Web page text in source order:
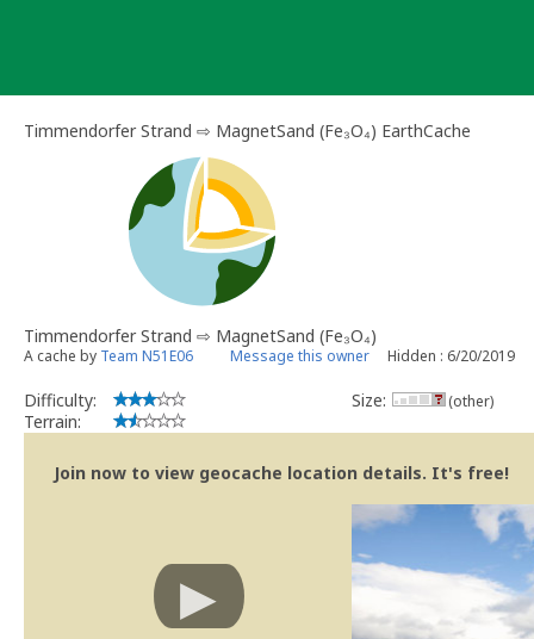
Timmendorfer Strand ⇨ MagnetSand (Fe₃O₄) EarthCache
Timmendorfer Strand ⇨ MagnetSand (Fe₃O₄)
A cache by Team N51E06 Message this owner Hidden : 6/20/2019
Difficulty:
Terrain:
Size: (other)
Join now to view geocache location details. It's free!